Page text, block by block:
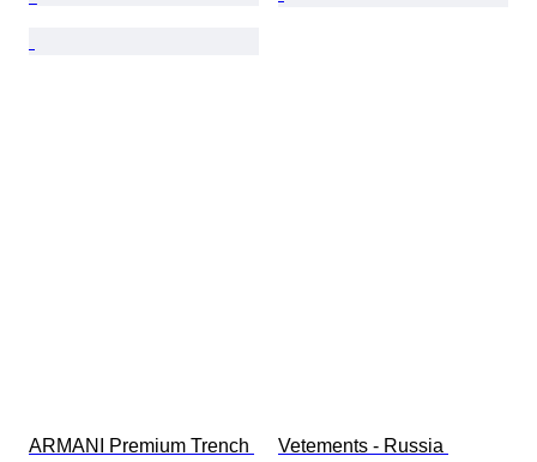
ARMANI Premium Trench
Vetements - Russia